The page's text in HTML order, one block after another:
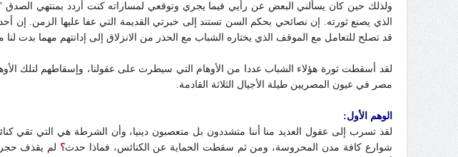
ولذلك حين كان يسألني البعض عن رأيي فيما يجري وتوقعي لمساراته كنت أردد بمنتهي الصدق
الذي يصنع ثورته. إن نصائحي بحكم السن تستند إلى خبرتي القديمة التي عفا عليها الزمن. إن
قد تصلح للتعامل مع الموقف الذي يختاره الشباب مع الحذر من الانزلاق إلى إدانتهم مهما بدت
لقد أسقطت ثورة هؤلاء الشباب عددا من الأوهام التي سيطرت على عقولنا، وإسقاطهم
مصر في عيون المصريين طيلة الأجيال الثلاثة القادمة.
الوهم الأول:
شوارع كافة مدن المحروسة، ومن ثم سقطت الحماية عن الكنائس، فماذا حدث؟ لم يقذف